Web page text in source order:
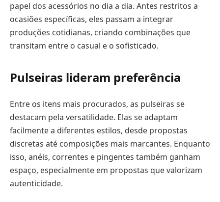
papel dos acessórios no dia a dia. Antes restritos a
ocasiões específicas, eles passam a integrar
produções cotidianas, criando combinações que
transitam entre o casual e o sofisticado.
Pulseiras lideram preferência
Entre os itens mais procurados, as pulseiras se
destacam pela versatilidade. Elas se adaptam
facilmente a diferentes estilos, desde propostas
discretas até composições mais marcantes. Enquanto
isso, anéis, correntes e pingentes também ganham
espaço, especialmente em propostas que valorizam
autenticidade.